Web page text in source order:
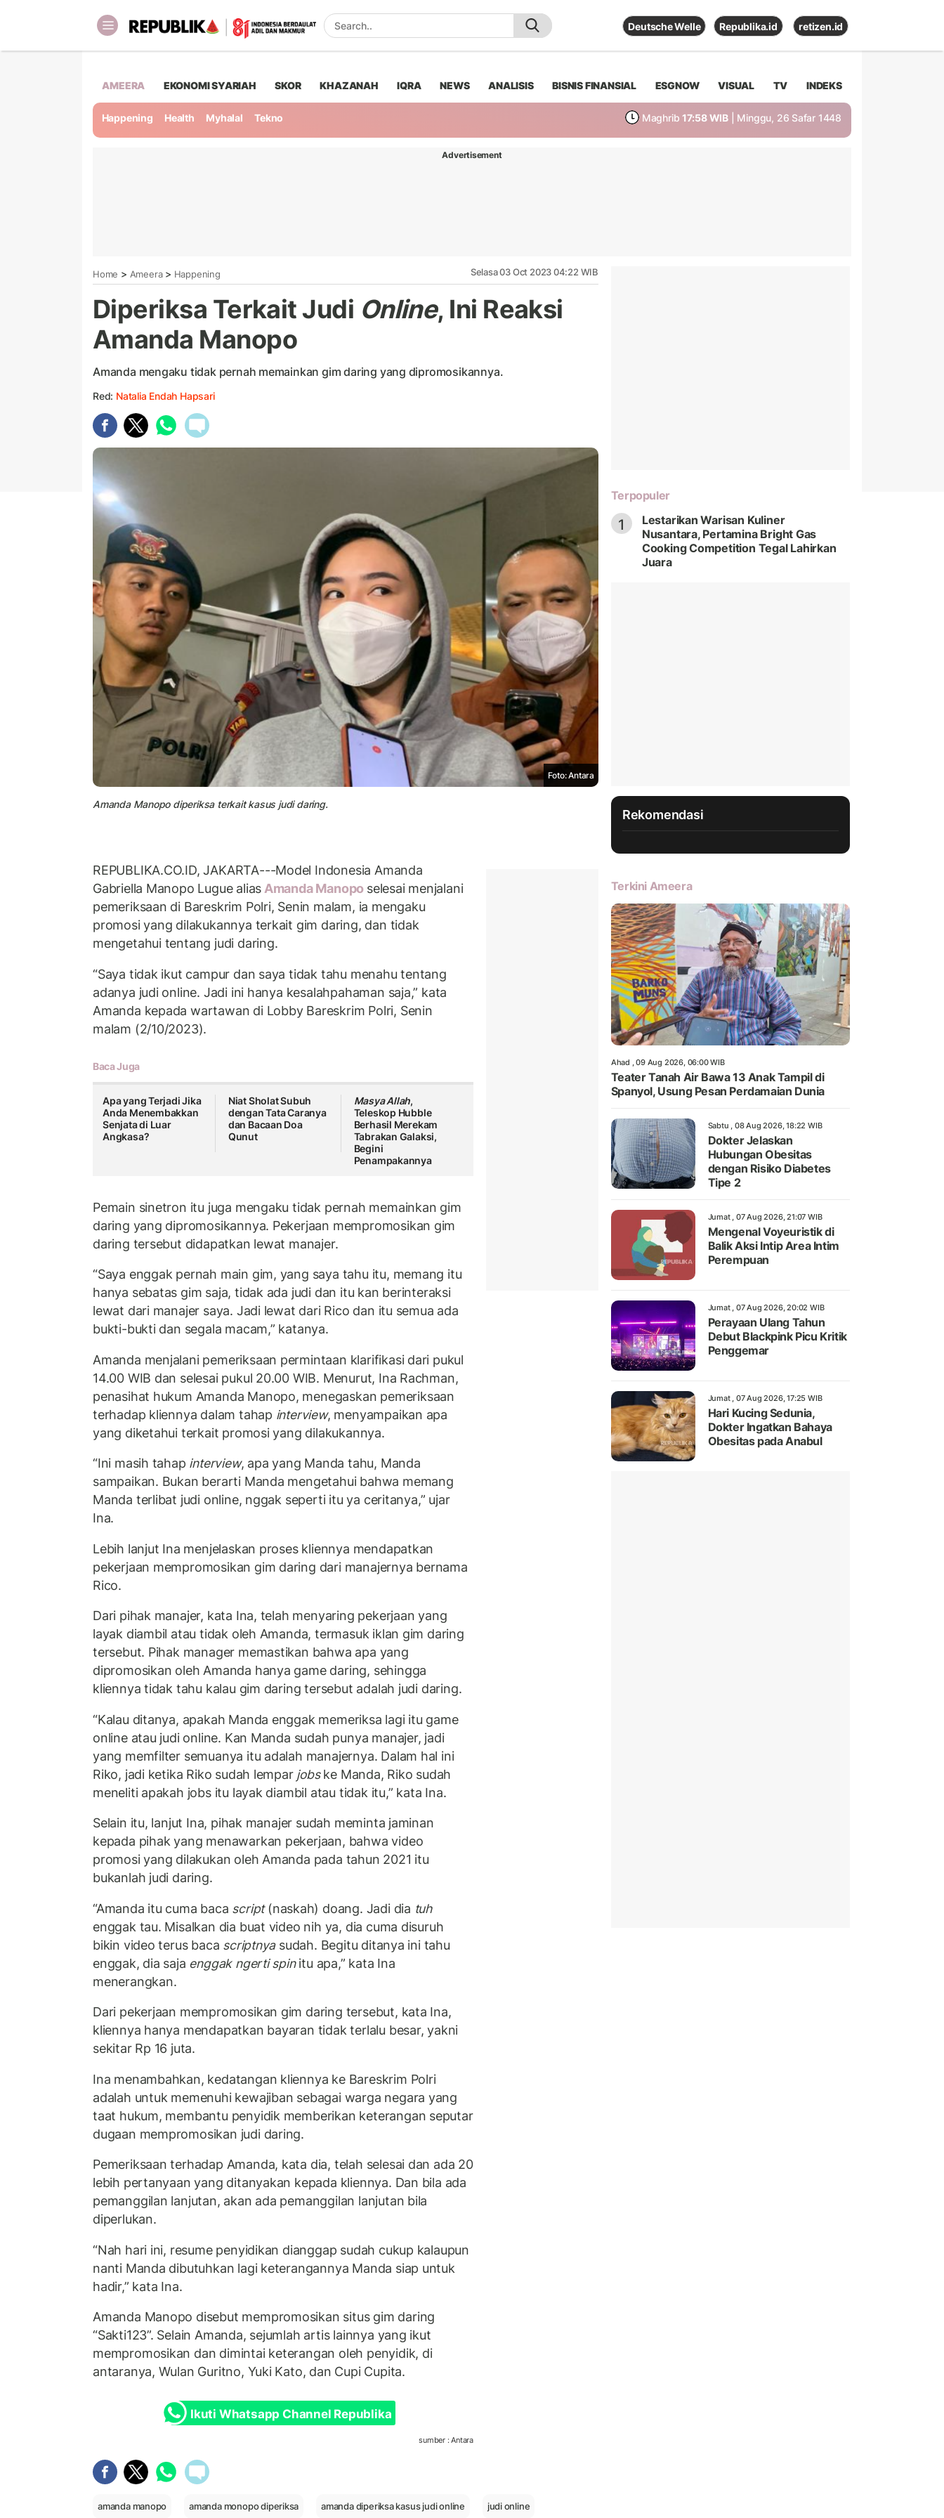
Deutsche Welle Republika.id retizen.id
AMEERA EKONOMI SYARIAH SKOR KHAZANAH IQRA NEWS ANALISIS BISNIS FINANSIAL ESGNOW VISUAL TV INDEKS
Happening Health Myhalal Tekno Maghrib 17:58 WIB | Minggu, 26 Safar 1448
Advertisement
Home > Ameera> Happening Selasa 03 Oct 2023 04:22 WIB
Diperiksa Terkait Judi Online, Ini Reaksi
Amanda Manopo
Amanda mengaku tidak pernah memainkan gim daring yang dipromosikannya.
Red: Natalia Endah Hapsari
Foto: Antara
Amanda Manopo diperiksa terkait kasus judi daring.
REPUBLIKA.CO.ID, JAKARTA---Model Indonesia Amanda
Gabriella Manopo Lugue alias Amanda Manopo selesai menjalani
pemeriksaan di Bareskrim Polri, Senin malam, ia mengaku
promosi yang dilakukannya terkait gim daring, dan tidak
mengetahui tentang judi daring.
“Saya tidak ikut campur dan saya tidak tahu menahu tentang
adanya judi online. Jadi ini hanya kesalahpahaman saja,” kata
Amanda kepada wartawan di Lobby Bareskrim Polri, Senin
malam (2/10/2023).
Baca Juga
Apa yang Terjadi Jika
Anda Menembakkan
Senjata di Luar
Angkasa?
Niat Sholat Subuh
dengan Tata Caranya
dan Bacaan Doa
Qunut
Masya Allah,
Teleskop Hubble
Berhasil Merekam
Tabrakan Galaksi,
Begini
Penampakannya
Pemain sinetron itu juga mengaku tidak pernah memainkan gim
daring yang dipromosikannya. Pekerjaan mempromosikan gim
daring tersebut didapatkan lewat manajer.
“Saya enggak pernah main gim, yang saya tahu itu, memang itu
hanya sebatas gim saja, tidak ada judi dan itu kan berinteraksi
lewat dari manajer saya. Jadi lewat dari Rico dan itu semua ada
bukti-bukti dan segala macam,” katanya.
Amanda menjalani pemeriksaan permintaan klarifikasi dari pukul
14.00 WIB dan selesai pukul 20.00 WIB. Menurut, Ina Rachman,
penasihat hukum Amanda Manopo, menegaskan pemeriksaan
terhadap kliennya dalam tahap interview, menyampaikan apa
yang diketahui terkait promosi yang dilakukannya.
“Ini masih tahap interview, apa yang Manda tahu, Manda
sampaikan. Bukan berarti Manda mengetahui bahwa memang
Manda terlibat judi online, nggak seperti itu ya ceritanya,” ujar
Ina.
Lebih lanjut Ina menjelaskan proses kliennya mendapatkan
pekerjaan mempromosikan gim daring dari manajernya bernama
Rico.
Dari pihak manajer, kata Ina, telah menyaring pekerjaan yang
layak diambil atau tidak oleh Amanda, termasuk iklan gim daring
tersebut. Pihak manager memastikan bahwa apa yang
dipromosikan oleh Amanda hanya game daring, sehingga
kliennya tidak tahu kalau gim daring tersebut adalah judi daring.
“Kalau ditanya, apakah Manda enggak memeriksa lagi itu game
online atau judi online. Kan Manda sudah punya manajer, jadi
yang memfilter semuanya itu adalah manajernya. Dalam hal ini
Riko, jadi ketika Riko sudah lempar jobske Manda, Riko sudah
meneliti apakah jobs itu layak diambil atau tidak itu,” kata Ina.
Selain itu, lanjut Ina, pihak manajer sudah meminta jaminan
kepada pihak yang menawarkan pekerjaan, bahwa video
promosi yang dilakukan oleh Amanda pada tahun 2021 itu
bukanlah judi daring.
“Amanda itu cuma baca script(naskah) doang. Jadi dia tuh
enggak tau. Misalkan dia buat video nih ya, dia cuma disuruh
bikin video terus baca scriptnyasudah. Begitu ditanya ini tahu
enggak, dia saja enggak ngerti spinitu apa,” kata Ina
menerangkan.
Dari pekerjaan mempromosikan gim daring tersebut, kata Ina,
kliennya hanya mendapatkan bayaran tidak terlalu besar, yakni
sekitar Rp 16 juta.
Ina menambahkan, kedatangan kliennya ke Bareskrim Polri
adalah untuk memenuhi kewajiban sebagai warga negara yang
taat hukum, membantu penyidik memberikan keterangan seputar
dugaan mempromosikan judi daring.
Pemeriksaan terhadap Amanda, kata dia, telah selesai dan ada 20
lebih pertanyaan yang ditanyakan kepada kliennya. Dan bila ada
pemanggilan lanjutan, akan ada pemanggilan lanjutan bila
diperlukan.
“Nah hari ini, resume penyidikan dianggap sudah cukup kalaupun
nanti Manda dibutuhkan lagi keterangannya Manda siap untuk
hadir,” kata Ina.
Amanda Manopo disebut mempromosikan situs gim daring
“Sakti123”. Selain Amanda, sejumlah artis lainnya yang ikut
mempromosikan dan dimintai keterangan oleh penyidik, di
antaranya, Wulan Guritno, Yuki Kato, dan Cupi Cupita.
Ikuti Whatsapp Channel Republika
sumber : Antara
amanda manopo amanda monopo diperiksa amanda diperiksa kasus judi online judi online
Terpopuler
1
Lestarikan Warisan Kuliner
Nusantara, Pertamina Bright Gas
Cooking Competition Tegal Lahirkan
Juara
Rekomendasi
Terkini Ameera
Ahad , 09 Aug 2026, 06:00 WIB
Teater Tanah Air Bawa 13 Anak Tampil di
Spanyol, Usung Pesan Perdamaian Dunia
Sabtu , 08 Aug 2026, 18:22 WIB
Dokter Jelaskan
Hubungan Obesitas
dengan Risiko Diabetes
Tipe 2
Jumat , 07 Aug 2026, 21:07 WIB
Mengenal Voyeuristik di
Balik Aksi Intip Area Intim
Perempuan
Jumat , 07 Aug 2026, 20:02 WIB
Perayaan Ulang Tahun
Debut Blackpink Picu Kritik
Penggemar
Jumat , 07 Aug 2026, 17:25 WIB
Hari Kucing Sedunia,
Dokter Ingatkan Bahaya
Obesitas pada Anabul